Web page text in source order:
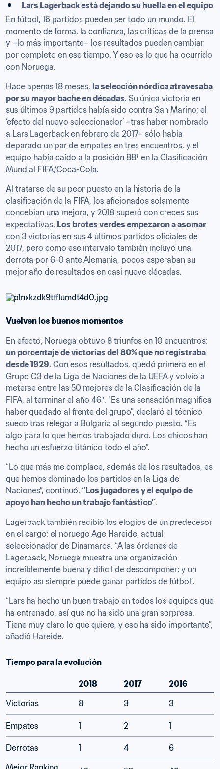
Lars Lagerback está dejando su huella en el equipo
En fútbol, 16 partidos pueden ser todo un mundo. El
momento de forma, la confianza, las críticas de la prensa
y –lo más importante– los resultados pueden cambiar
por completo en ese tiempo. Y eso es lo que ha ocurrido
con Noruega.
Hace apenas 18 meses, la selección nórdica atravesaba
por su mayor bache en décadas. Su única victoria en
sus últimos 9 partidos había sido contra San Marino; el
‘efecto del nuevo seleccionador’ –tras haber nombrado
a Lars Lagerback en febrero de 2017– sólo había
deparado un par de empates en tres encuentros, y el
equipo había caído a la posición 88ª en la Clasificación
Mundial FIFA/Coca-Cola.
Al tratarse de su peor puesto en la historia de la
clasificación de la FIFA, los aficionados solamente
concebían una mejora, y 2018 superó con creces sus
expectativas. Los brotes verdes empezaron a asomar
con 3 victorias en sus 4 últimos partidos oficiales de
2017, pero como ese intervalo también incluyó una
derrota por 6-0 ante Alemania, pocos esperaban su
mejor año de resultados en casi nueve décadas.
Vuelven los buenos momentos
un porcentaje de victorias del 80% que no registraba
desde 1929. Con esos resultados, quedó primera en el
Grupo C3 de la Liga de Naciones de la UEFA y volvió a
meterse entre las 50 mejores de la Clasificación de la
FIFA, al terminar el año 46ª. “Es una sensación magnífica
haber quedado al frente del grupo”, declaró el técnico
sueco tras relegar a Bulgaria al segundo puesto. “Es
algo para lo que hemos trabajado duro. Los chicos han
hecho un esfuerzo titánico todo el año”.
“Lo que más me complace, además de los resultados, es
que hemos dominado los partidos en la Liga de
Naciones”, continuó. “Los jugadores y el equipo de
apoyo han hecho un trabajo fantástico”.
Lagerback también recibió los elogios de un predecesor
en el cargo: el noruego Age Hareide, actual
seleccionador de Dinamarca. “A las órdenes de
Lagerback, Noruega muestra una organización
increíblemente buena y difícil de descomponer; y un
equipo así siempre puede ganar partidos de fútbol”.
“Lars ha hecho un buen trabajo en todos los equipos que
ha entrenado, así que no ha sido una gran sorpresa.
Tiene muy claro lo que quiere, y eso ha sido importante”,
añadió Hareide.
Tiempo para la evolución
2018 2017
2016
Victorias
8 3 3
Empates 1 2 1
Derrotas 1 4
6